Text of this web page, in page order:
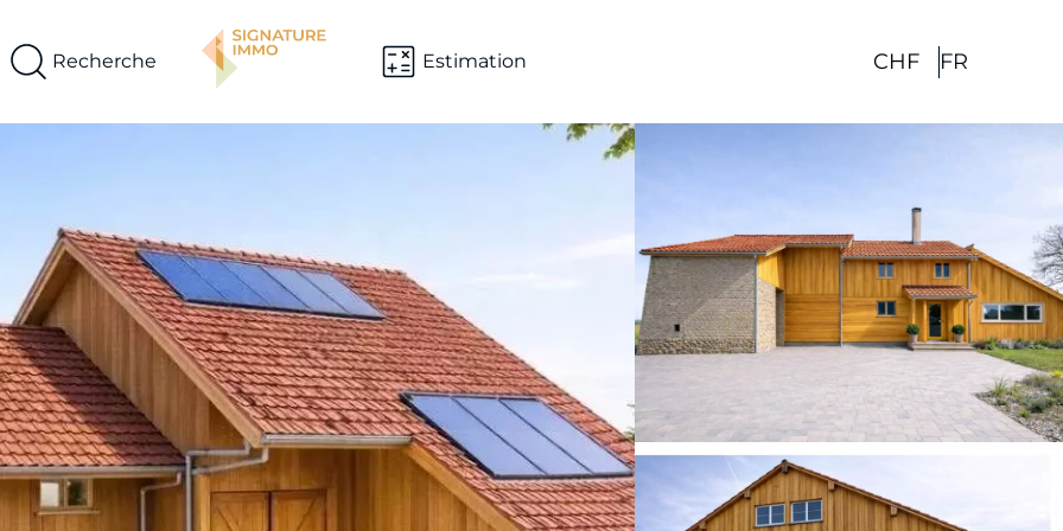
Recherche Estimation CHF FR